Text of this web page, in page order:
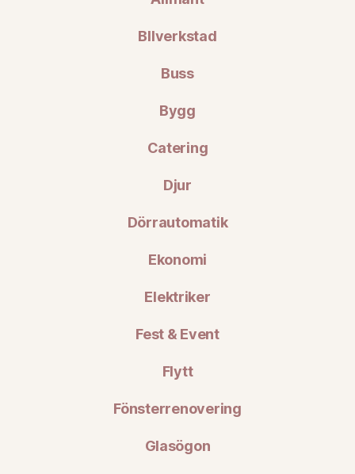
BIlverkstad
Buss
Bygg
Catering
Djur
Dörrautomatik
Ekonomi
Elektriker
Fest & Event
Flytt
Fönsterrenovering
Glasögon